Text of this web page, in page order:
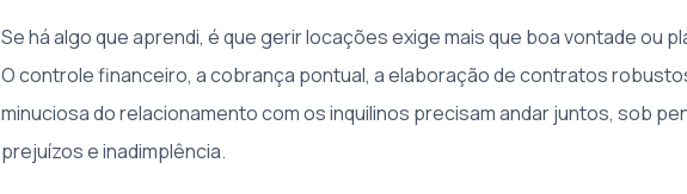
Se há algo que aprendi, é que gerir locações exige mais que boa vontade ou
O controle financeiro, a cobrança pontual, a elaboração de contratos
minuciosa do relacionamento com os inquilinos precisam andar juntos, sob
prejuízos e inadimplência.